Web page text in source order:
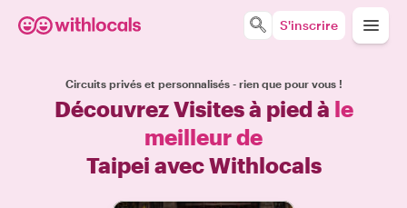
S'inscrire
Circuits privés et personnalisés - rien que pour vous !
Découvrez Visites à pied à le
meilleur de
Taipei avec Withlocals